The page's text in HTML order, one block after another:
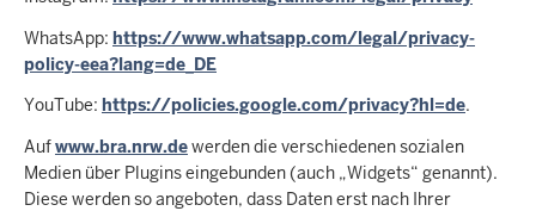
WhatsApp: https://www.whatsapp.com/legal/privacy-
policy-eea?lang=de_DE
YouTube: https://policies.google.com/privacy?hl=de.
Aufwww.bra.nrw.dewerden die verschiedenen sozialen
Medien über Plugins eingebunden (auch „Widgets“ genannt).
Diese werden so angeboten, dass Daten erst nach Ihrer